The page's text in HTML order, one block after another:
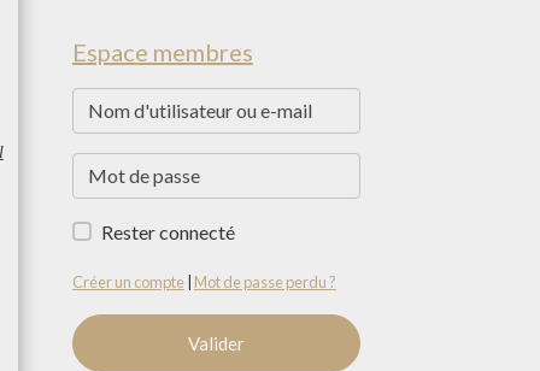
Espace membres
Rester connecté
Créer un compte| Mot de passe perdu ?
Valider